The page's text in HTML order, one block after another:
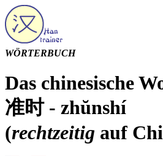
WÖRTERBUCH
Das chinesische
准时 - zhŭnshí
(rechtzeitig auf